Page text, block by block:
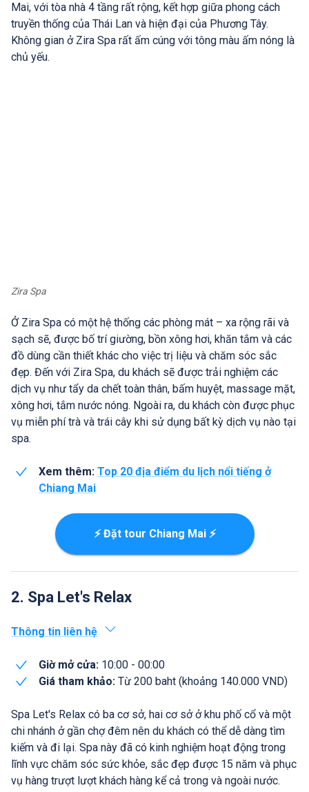
Mai, với tòa nhà 4 tầng rất rộng, kết hợp giữa phong cách
truyền thống của Thái Lan và hiện đại của Phương Tây.
Không gian ở Zira Spa rất ấm cúng với tông màu ấm nóng là
chủ yếu.
Zira Spa
Ở Zira Spa có một hệ thống các phòng mát – xa rộng rãi và
sạch sẽ, được bố trí giường, bồn xông hơi, khăn tắm và các
đồ dùng cần thiết khác cho việc trị liệu và chăm sóc sắc
đẹp. Đến với Zira Spa, du khách sẽ được trải nghiệm các
dịch vụ như tẩy da chết toàn thân, bấm huyệt, massage mặt,
xông hơi, tắm nước nóng. Ngoài ra, du khách còn được phục
vụ miễn phí trà và trái cây khi sử dụng bất kỳ dịch vụ nào tại
spa.
Xem thêm: Top 20 địa điểm du lịch nổi tiếng ở
Chiang Mai
⚡ Đặt tour Chiang Mai ⚡
2. Spa Let's Relax
Thông tin liên hệ
Giờ mở cửa: 10:00 - 00:00
Giá tham khảo: Từ 200 baht (khoảng 140.000 VND)
Spa Let's Relax có ba cơ sở, hai cơ sở ở khu phố cổ và một
chi nhánh ở gần chợ đêm nên du khách có thể dễ dàng tìm
kiếm và đi lại. Spa này đã có kinh nghiệm hoạt động trong
lĩnh vực chăm sóc sức khỏe, sắc đẹp được 15 năm và phục
vụ hàng trượt lượt khách hàng kể cả trong và ngoài nước.